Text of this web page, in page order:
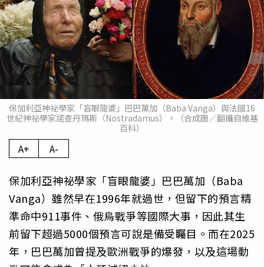
保加利亞神祕學家「盲眼龍婆」巴巴萬加（Baba Vanga）與法國16
世紀神祕學家諾查丹瑪斯（Nostradamus）。（合成圖／翻攝自維基
百科）
A+ A-
保加利亞神祕學家「盲眼龍婆」巴巴萬加（Baba
Vanga）雖然早在1996年就過世，但留下的預言精
準命中911事件、俄烏戰爭等國際大事，因此其生
前留下超過5000個預言可說是備受矚目。而在2025
年，巴巴萬加曾提及歐洲戰爭的爆發，以及這場動